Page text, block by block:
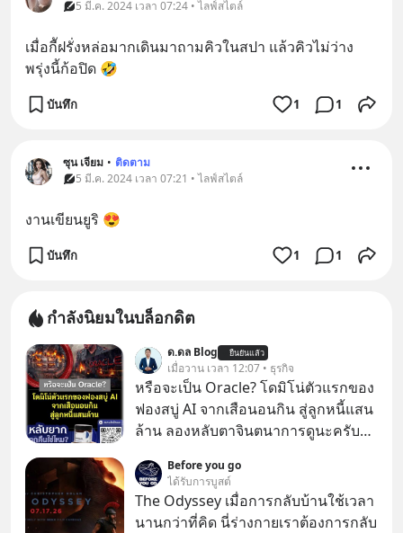
5 มี.ค. 2024 เวลา 07:24 • ไลฟ์สไตล์
เมื่อกีัฝรั่งหล่อมากเดินมาถามคิวในสปา แล้วคิวไม่ว่าง
พรุ่งนี้ก้อปิด 🤣
บันทึก 1 1
ซุน เจียม • ติดตาม
5 มี.ค. 2024 เวลา 07:21 • ไลฟ์สไตล์
งานเขียนยูริ 😍
บันทึก 1 1
กำลังนิยมในบล็อกดิต
ด.ดล Blog ยืนยันแล้ว
เมื่อวาน เวลา 12:07 • ธุรกิจ
หรือจะเป็น Oracle? โดมิโน่ตัวแรกของ
ฟองสบู่ AI จากเสือนอนกิน สู่ลูกหนี้แสน
ล้าน ลองหลับตาจินตนาการดูนะครับว่า
ว่าเขี้ยวลากดินสุดๆ มันจะน่าปวดหัว
ขนาดไหน…
Before you go
ได้รับการบูสต์
The Odyssey เมื่อการกลับบ้านใช้เวลา
นานกว่าที่คิด นี่ร่างกายเราต้องการกลับ